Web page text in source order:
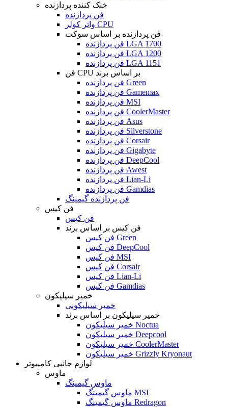
خنک کننده پردازنده
فن پردازنده
واتر کولر CPU
فن پردازنده بر اساس سوکت
فن پردازنده LGA 1700
فن پردازنده LGA 1200
فن پردازنده LGA 1151
فن CPU بر اساس برند
فن پردازنده Green
فن پردازنده Gamemax
فن پردازنده MSI
فن پردازنده CoolerMaster
فن پردازنده Asus
فن پردازنده Silverstone
فن پردازنده Corsair
فن پردازنده Gigabyte
فن پردازنده DeepCool
فن پردازنده Awest
فن پردازنده Lian-Li
فن پردازنده Gamdias
فن پردازنده گیمینگ
فن کیس
فن کیس
فن کیس بر اساس برند
فن کیس Green
فن کیس DeepCool
فن کیس MSI
فن کیس Corsair
فن کیس Lian-Li
فن کیس Gamdias
خمیر سیلیکون
خمیر سیلیکونی
خمیر سیلیکون بر اساس برند
خمیر سیلیکون Noctua
خمیر سیلیکون Deepcool
خمیر سیلیکون CoolerMaster
خمیر سیلیکون Grizzly Kryonaut
لوازم جانبی کامپیوتر
ماوس
ماوس گیمینگ
ماوس گیمینگ MSI
ماوس گیمینگ Redragon